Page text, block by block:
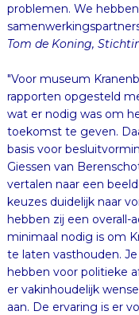
problemen. We
Tom de Koning,
"Voor museum
rapporten opgesteld
wat er nodig was om
toekomst te geven.
basis voor
Giessen van
vertalen naar een
keuzes duidelijk naar
hebben zij een overall-
minimaal nodig is om
te laten vasthouden.
hebben voor politieke
er vakinhoudelijk
aan. De ervaring is er